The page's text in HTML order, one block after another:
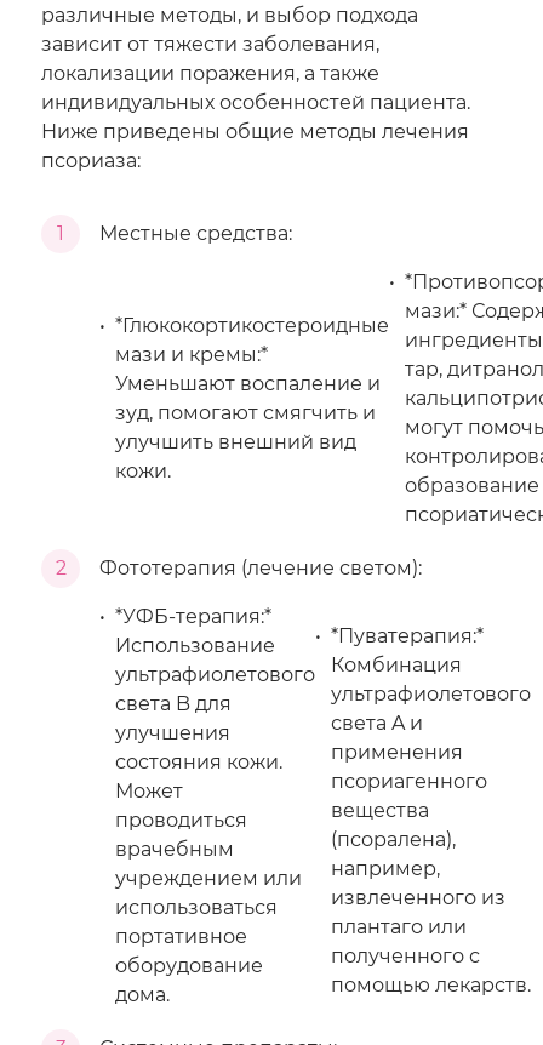
различные методы, и выбор подхода
зависит от тяжести заболевания,
локализации поражения, а также
индивидуальных особенностей пациента.
Ниже приведены общие методы лечения
псориаза:
1 Местные средства:
*Глюкокортикостероидные
мази и кремы:*
Уменьшают воспаление и
зуд, помогают смягчить и
улучшить внешний вид
кожи.
мази:*
тар,
могут
образование
2 Фототерапия (лечение светом):
*УФБ-терапия:*
Использование
ультрафиолетового
света B для
улучшения
состояния кожи.
Может
проводиться
врачебным
учреждением или
использоваться
портативное
оборудование
дома.
*Пуватерапия:*
Комбинация
ультрафиолетового
света A и
применения
псориагенного
вещества
(псоралена),
например,
извлеченного из
плантаго или
полученного с
помощью лекарств.